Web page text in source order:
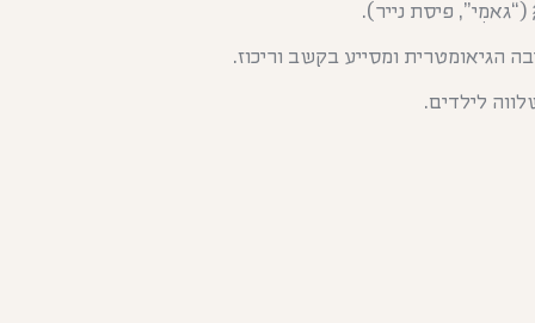
הגיאומטרית ומסייע בקשב וריכוז.
לילדים.